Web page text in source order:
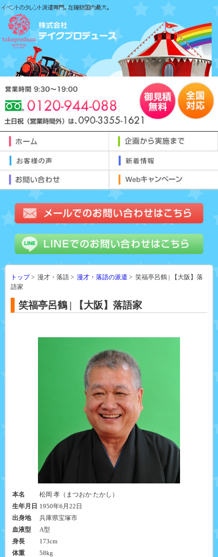
トップ> 漫才・落語 > 漫才・落語の派遣 > 笑福亭呂鶴 | 【大阪】落
語家
笑福亭呂鶴 | 【大阪】落語家
本名
松岡 孝（まつおか たかし）
生年月日 1950年6月22日
出身地
兵庫県宝塚市
血液型
A型
身長
173cm
体重
58kg